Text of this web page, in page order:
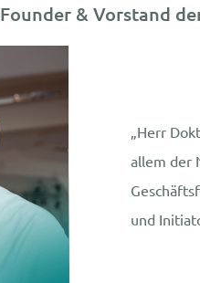
& Vorstand
„Herr
allem der
und